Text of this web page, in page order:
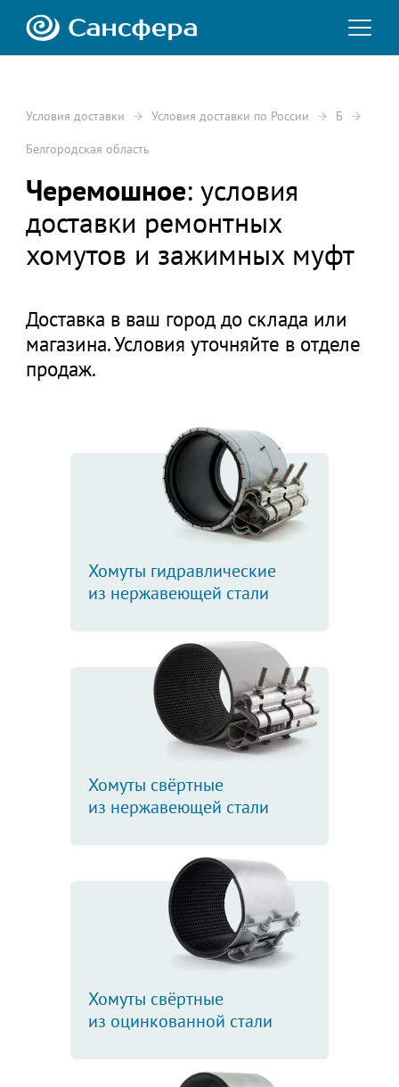
Условия доставки Условия доставки по России Б
Белгородская область
Черемошное: условия
доставки ремонтных
хомутов и зажимных муфт
Доставка в ваш город до склада или
магазина. Условия уточняйте в отделе
продаж.
Хомуты гидравлические
из нержавеющей стали
Хомуты свёртные
из нержавеющей стали
Хомуты свёртные
из оцинкованной стали